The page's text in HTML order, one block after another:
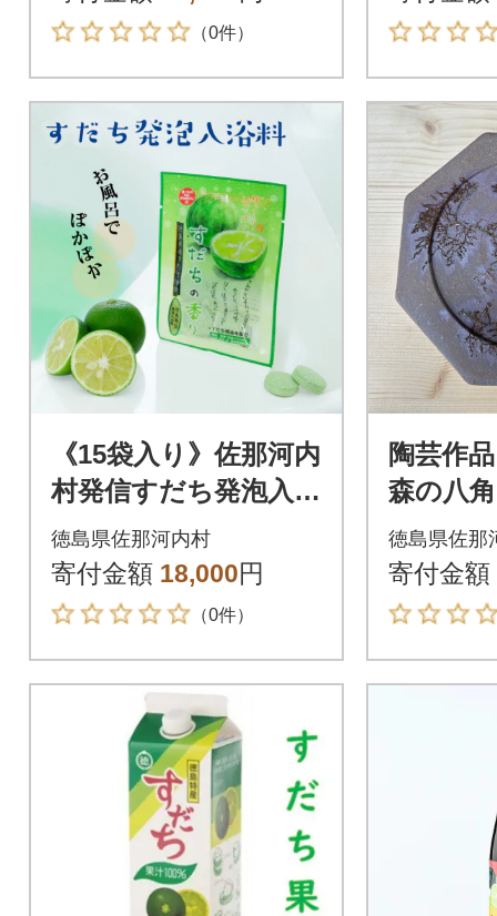
ぐに潤います（0件）
《15袋入り》佐那河内
村発信すだち発泡入浴
料 使いやすいタブ
レット
徳島県佐那河内村
寄付金額 18,000円
（0件）
陶芸作
森の八
9cm×
きの葉
徳島県佐那
寄付金額